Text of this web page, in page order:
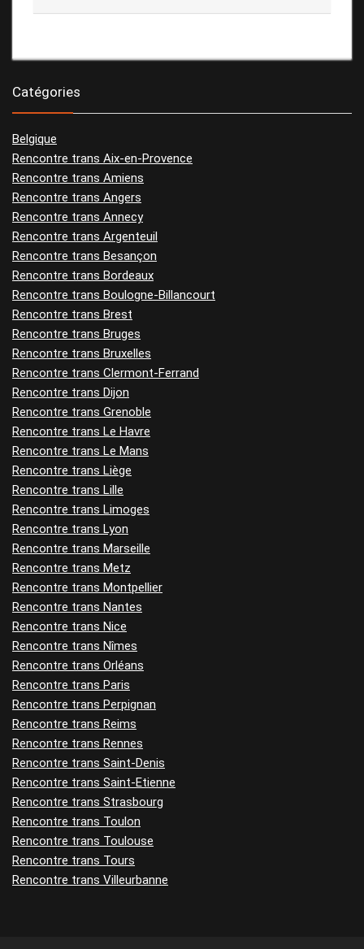
Catégories
Belgique
Rencontre trans Aix-en-Provence
Rencontre trans Amiens
Rencontre trans Angers
Rencontre trans Annecy
Rencontre trans Argenteuil
Rencontre trans Besançon
Rencontre trans Bordeaux
Rencontre trans Boulogne-Billancourt
Rencontre trans Brest
Rencontre trans Bruges
Rencontre trans Bruxelles
Rencontre trans Clermont-Ferrand
Rencontre trans Dijon
Rencontre trans Grenoble
Rencontre trans Le Havre
Rencontre trans Le Mans
Rencontre trans Liège
Rencontre trans Lille
Rencontre trans Limoges
Rencontre trans Lyon
Rencontre trans Marseille
Rencontre trans Metz
Rencontre trans Montpellier
Rencontre trans Nantes
Rencontre trans Nice
Rencontre trans Nîmes
Rencontre trans Orléans
Rencontre trans Paris
Rencontre trans Perpignan
Rencontre trans Reims
Rencontre trans Rennes
Rencontre trans Saint-Denis
Rencontre trans Saint-Etienne
Rencontre trans Strasbourg
Rencontre trans Toulon
Rencontre trans Toulouse
Rencontre trans Tours
Rencontre trans Villeurbanne